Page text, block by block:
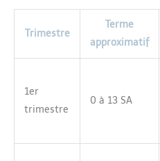
Trimestre
Terme
approximatif
1er
trimestre
0 à 13 SA